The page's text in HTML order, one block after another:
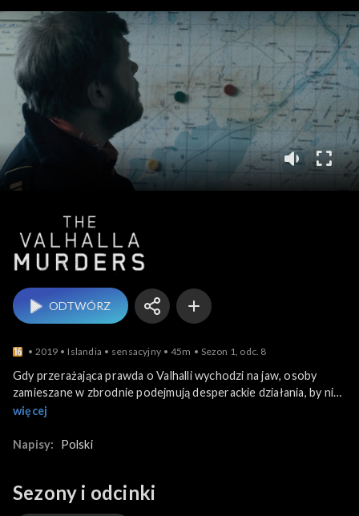
The Valhalla Murders
ODTWÓRZ
2019 Islandia sensacyjny 45m Sezon 1, odc. 8
Gdy przerażająca prawda o Valhalli wychodzi na jaw, osoby
zamieszane w zbrodnie podejmują desperackie działania, by nie
zostać zdemaskowane.
więcej
Napisy: Polski
Sezony i odcinki